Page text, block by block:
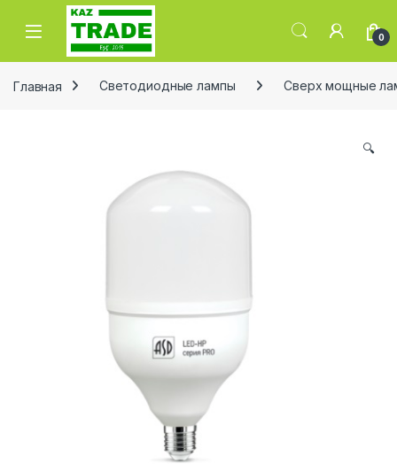
Skip to navigation
Skip to content
0
Главная Светодиодные лампы Сверх мощные
🔍